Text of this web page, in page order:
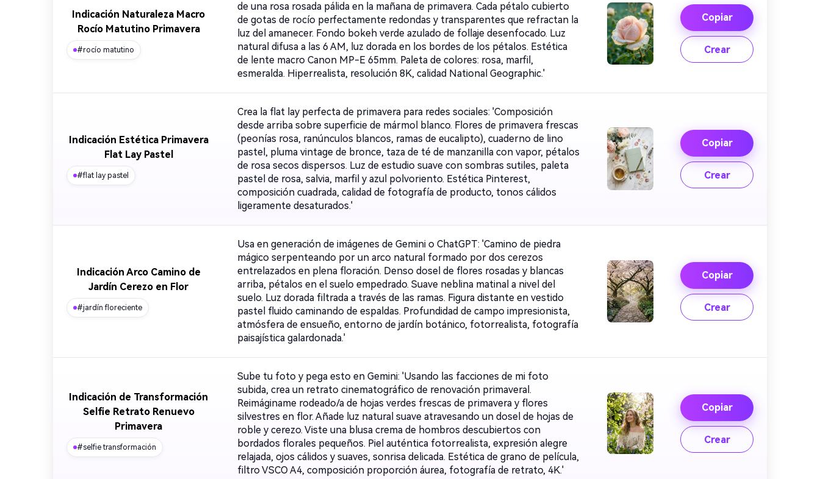
Indicación Naturaleza Macro
Rocío Matutino Primavera
#rocío matutino
de una rosa rosada pálida en la mañana de primavera. Cada pétalo cubierto
de gotas de rocío perfectamente redondas y transparentes que refractan la
luz del amanecer. Fondo bokeh verde azulado de follaje desenfocado. Luz
natural difusa a las 6 AM, luz dorada en los bordes de los pétalos. Estética
de lente macro Canon MP-E 65mm. Paleta de colores: rosa, marfil,
esmeralda. Hiperrealista, resolución 8K, calidad National Geographic.'
Copiar
Crear
Indicación Estética Primavera
Flat Lay Pastel
#flat lay pastel
Crea la flat lay perfecta de primavera para redes sociales: 'Composición
desde arriba sobre superficie de mármol blanco. Flores de primavera frescas
(peonías rosa, ranúnculos blancos, ramas de eucalipto), cuaderno de lino
pastel, pluma vintage de bronce, taza de té de manzanilla con vapor, pétalos
de rosa secos dispersos. Luz de estudio suave con sombras sutiles, paleta
pastel de rosa, salvia, marfil y azul polvoriento. Estética Pinterest,
composición cuadrada, calidad de fotografía de producto, tonos cálidos
ligeramente desaturados.'
Copiar
Crear
Indicación Arco Camino de
Jardín Cerezo en Flor
#jardín floreciente
Usa en generación de imágenes de Gemini o ChatGPT: 'Camino de piedra
mágico serpenteando por un arco natural formado por dos cerezos
entrelazados en plena floración. Denso dosel de flores rosadas y blancas
arriba, pétalos en el suelo empedrado. Suave neblina matinal a nivel del
suelo. Luz dorada filtrada a través de las ramas. Figura distante en vestido
pastel fluido caminando de espaldas. Profundidad de campo impresionista,
atmósfera de ensueño, entorno de jardín botánico, fotorrealista, fotografía
paisajística galardonada.'
Copiar
Crear
Indicación de Transformación
Selfie Retrato Renuevo
Primavera
#selfie transformación
Sube tu foto y pega esto en Gemini: 'Usando las facciones de mi foto
subida, crea un retrato cinematográfico de renovación primaveral.
Reimáginame rodeado/a de hojas verdes frescas de primavera y flores
silvestres en flor. Añade luz natural suave atravesando un dosel de hojas de
roble y cerezo. Viste una blusa crema de hombros descubiertos con
bordados florales pequeños. Piel auténtica fotorrealista, expresión alegre
relajada, ojos cálidos y suaves, sonrisa delicada. Estética de grano de película,
filtro VSCO A4, composición proporción áurea, fotografía de retrato, 4K.'
Copiar
Crear